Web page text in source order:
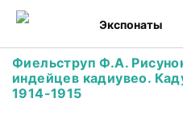
Экспонаты
Фиельструп Ф.А.
индейцев кадиувео.
1914-1915